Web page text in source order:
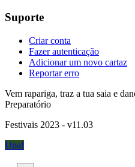
Suporte
Criar conta
Fazer autenticação
Adicionar um novo cartaz
Reportar erro
Vem rapariga, traz a tua saia e
Preparatório
Festivais 2023 - v11.03
Upa!